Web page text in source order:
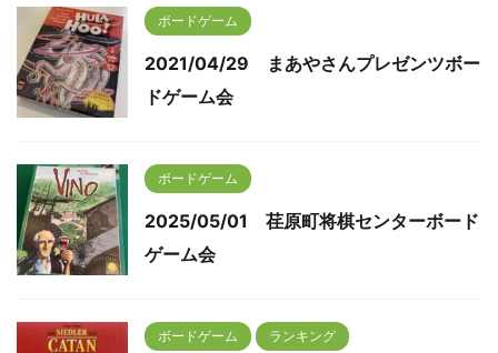
ボードゲーム
2021/04/29 まあやさんプレゼンツボー
ドゲーム会
ボードゲーム
2025/05/01 荏原町将棋センターボード
ゲーム会
ボードゲーム ランキング